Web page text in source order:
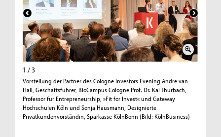
1 / 3
Vorstellung der Partner des Cologne Investors Evening Andre van
Hall, Geschäftsführer, BioCampus Cologne Prof. Dr. Kai Thürbach,
Professor für Entrepreneurship, »Fit for Invest« und Gateway
Hochschulen Köln und Sonja Hausmann, Designierte
Privatkundenvorständin, Sparkasse KölnBonn (Bild: KölnBusiness)